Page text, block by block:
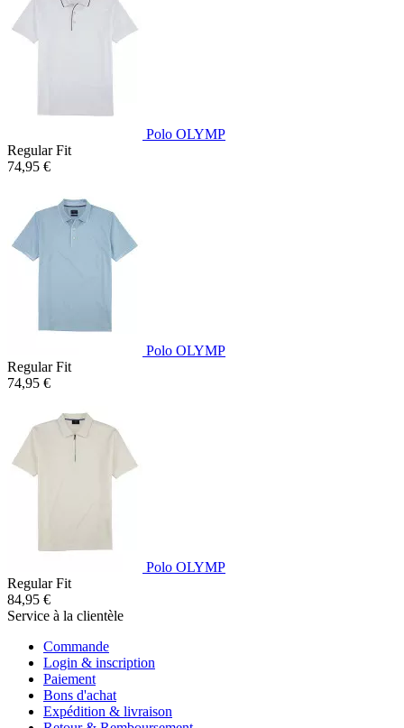
Polo OLYMP
Regular Fit
74,95 €
Polo OLYMP
Regular Fit
74,95 €
Polo OLYMP
Regular Fit
84,95 €
Service à la clientèle
Commande
Login & inscription
Paiement
Bons d'achat
Expédition & livraison